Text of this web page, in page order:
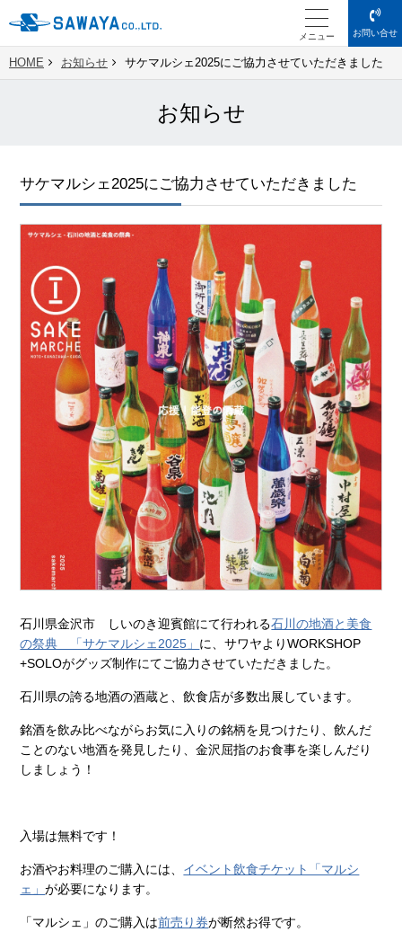
メニュー お問い合せ
HOME お知らせ サケマルシェ2025にご協力させていただきました
お知らせ
サケマルシェ2025にご協力させていただきました
石川県金沢市 しいのき迎賓館にて行われる石川の地酒と美食
の祭典 「サケマルシェ2025」 に、サワヤよりWORKSHOP
+SOLOがグッズ制作にてご協力させていただきました。
石川県の誇る地酒の酒蔵と、飲食店が多数出展しています。
銘酒を飲み比べながらお気に入りの銘柄を見つけたり、飲んだ
ことのない地酒を発見したり、金沢屈指のお食事を楽しんだり
しましょう！
入場は無料です！
お酒やお料理のご購入には、 イベント飲食チケット「マルシ
ェ」が必要になります。
「マルシェ」のご購入は前売り券が断然お得です。